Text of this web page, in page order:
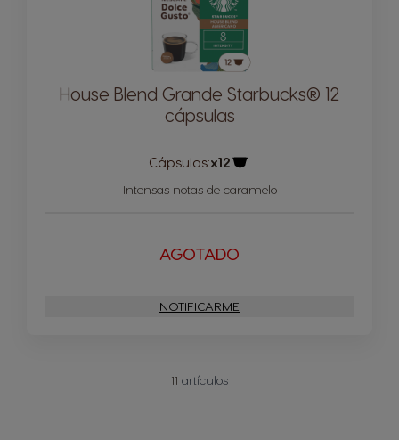
House Blend Grande Starbucks® 12
cápsulas
Cápsulas:x12
Intensas notas de caramelo
AGOTADO
NOTIFICARME
11 artículos